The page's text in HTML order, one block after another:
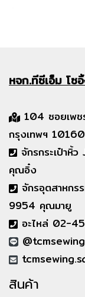
หจก.ทีซีเอ็มโซ
104 ซอยเพช
กรุงเทพฯ 10160
จักรกระเป๋าหิ้
คุณอิ๋ง
จักรอุตสาหก
9954 คุณมายู
อะไหล่ 02-
@tcmsewing
สินค้า